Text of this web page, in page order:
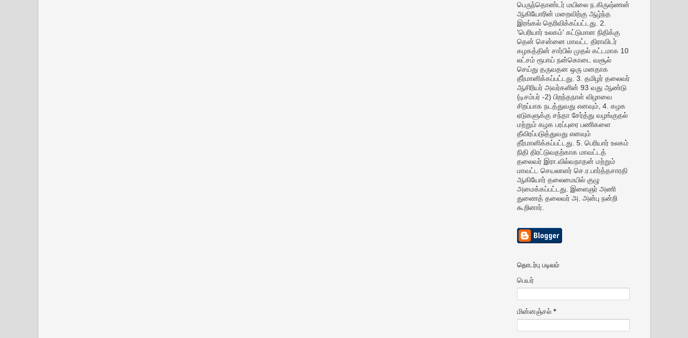
பெருந்தொண்டர் மயிலை ந.கிருஷ்ணன்
ஆகியோரின் மறைவிற்கு ஆழ்ந்த
இரங்கல் தெரிவிக்கப்பட்டது. 2.
'பெரியார் உலகம்' கட்டுமான நிதிக்கு
தென் சென்னை மாவட்ட திராவிடர்
கழகத்தின் சார்பில் முதல் கட்டமாக 10
லட்சம் ரூபாய் நன்கொடை வசூல்
செய்து தருவதன ஒரு மனதாக
தீர்மானிக்கப்பட்டது. 3. தமிழர் தலைவர்
ஆசிரியர் அவர்களின் 93 வது ஆண்டு
(டிசம்பர் -2) பிறந்தநாள் விழாவை
சிறப்பாக நடத்துவது எனவும், 4. கழக
ஏடுகளுக்கு சந்தா சேர்த்து வழங்குதல்
மற்றும் கழக பரப்புரை பணிகளை
தீவிரப்படுத்துவது எனவும்
தீர்மானிக்கப்பட்டது. 5. பெரியார் உலகம்
நிதி திரட்டுவதற்காக மாவட்டத்
தலைவர் இரா.வில்வநாதன் மற்றும்
மாவட்ட செயலாளர் செ.ர.பார்த்தசாரதி
ஆகியோர் தலைமையில் குழு
அமைக்கப்பட்டது. இளைஞர் அணி
துணைத் தலைவர் அ. அன்பு நன்றி
கூறினார்.
தொடர்பு படிவம்
பெயர்
மின்னஞ்சல் *